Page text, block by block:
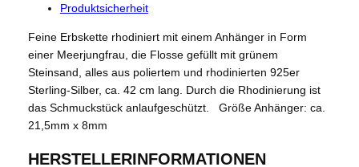
Produktsicherheit
Feine Erbskette rhodiniert mit einem Anhänger in Form
einer Meerjungfrau, die Flosse gefüllt mit grünem
Steinsand, alles aus poliertem und rhodinierten 925er
Sterling-Silber, ca. 42 cm lang. Durch die Rhodinierung ist
das Schmuckstück anlaufgeschützt. Größe Anhänger: ca.
21,5mm x 8mm
HERSTELLERINFORMATIONEN